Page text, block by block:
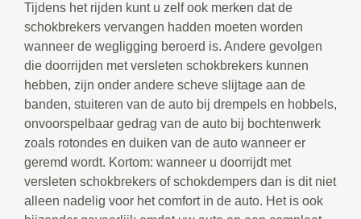
Tijdens het rijden kunt u zelf ook merken dat de
schokbrekers vervangen hadden moeten worden
wanneer de wegligging beroerd is. Andere gevolgen
die doorrijden met versleten schokbrekers kunnen
hebben, zijn onder andere scheve slijtage aan de
banden, stuiteren van de auto bij drempels en hobbels,
onvoorspelbaar gedrag van de auto bij bochtenwerk
zoals rotondes en duiken van de auto wanneer er
geremd wordt. Kortom: wanneer u doorrijdt met
versleten schokbrekers of schokdempers dan is dit niet
alleen nadelig voor het comfort in de auto. Het is ook